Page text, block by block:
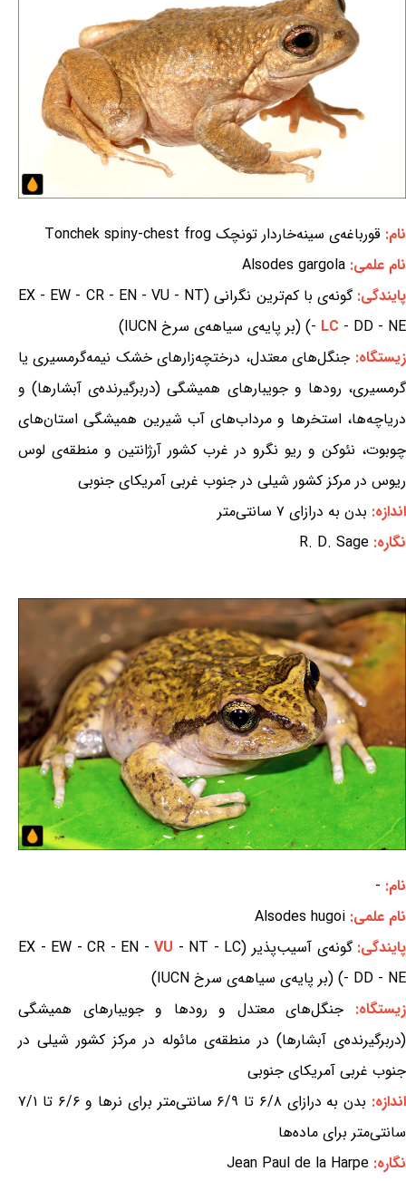
نام: قورباغه‌ی سینه‌خاردار تونچک Tonchek spiny-chest frog
نام علمی: Alsodes gargola
پایندگی:
گونه‌ی با کم‌ترین نگرانی (EX - EW - CR - EN - VU - NT
- LC - DD - NE) (بر پایه‌ی سیاهه‌ی سرخ IUCN)
زیستگاه: جنگل‌های معتدل، درختچه‌زارهای خشک نیمه‌گرمسیری یا
گرمسیری، رودها و جویبارهای همیشگی (دربرگیرنده‌ی آبشارها) و
دریاچه‌ها، استخرها و مرداب‌های آب شیرین همیشگی استان‌های
چوبوت، نئوکن و ریو نگرو در غرب کشور آرژانتین و منطقه‌ی لوس
ریوس در مرکز کشور شیلی در جنوب غربی آمریکای جنوبی
اندازه: بدن به درازای ۷ سانتی‌متر
نگاره: R. D. Sage
نام: -
نام علمی: Alsodes hugoi
پایندگی:گونه‌ی آسیب‌پذیر (EX - EW - CR - EN - VU - NT - LC
- DD - NE) (بر پایه‌ی سیاهه‌ی سرخ IUCN)
زیستگاه: جنگل‌های معتدل و رودها و جویبارهای همیشگی
(دربرگیرنده‌ی آبشارها) در منطقه‌ی مائوله در مرکز کشور شیلی در
جنوب غربی آمریکای جنوبی
اندازه:
بدن به درازای ۶/۸ تا ۶/۹ سانتی‌متر برای نرها و ۶/۶ تا ۷/۱
سانتی‌متر برای ماده‌ها
نگاره: Jean Paul de la Harpe